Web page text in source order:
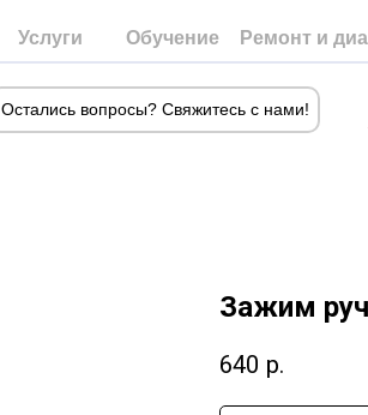
Услуги Обучение Ремонт и
Остались вопросы? Свяжитесь с нами!
Зажим
640 р.